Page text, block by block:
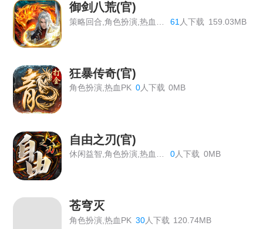
《大圣外传》线下返利活动总览
《战旗飘》线下活动
《百战沙城》长期线下返利活动，有新增道具
《原始传奇》最新线下活动
《神仙道》开服表
《血饮龙纹》双11狂欢活动
《血饮龙纹》历史累计线下返利
《血饮龙纹》单日线下返利
御剑八荒(官)
61 人下载 159.03MB
狂暴传奇(官)
角色扮演,热血PK 0人下载 0MB
自由之刃(官)
0人下载 0MB
苍穹灭
角色扮演,热血PK 30人下载 120.74MB